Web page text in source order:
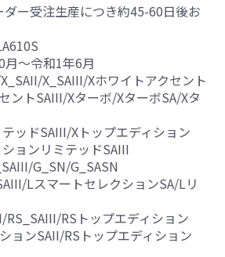
ー受注生産につき約45-60日後お
月～令和1年6月
X_SAIII/Xホワイトアクセント
ントSAIII/Xターボ/XターボSA/Xタ
ッドSAIII/Xトップエディション
ョンリミテッドSAIII
G_SN/G_SASN
LスマートセレクションSA/Lリ
RS_SAIII/RSトップエディション
ョンSAII/RSトップエディション